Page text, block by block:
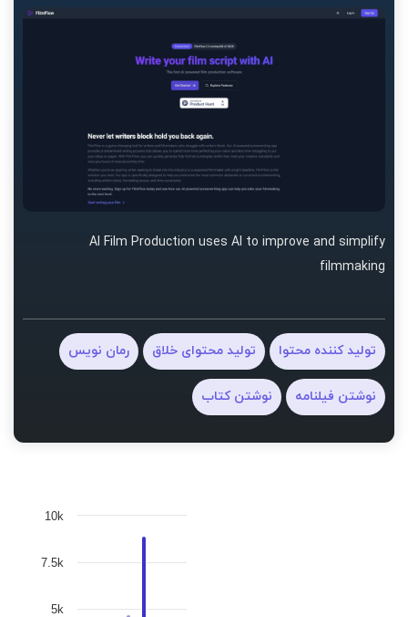
AI Film Production uses AI to improve and simplify
filmmaking
تولید کننده محتوا تولید محتوای خلاق رمان نویس
نوشتن فیلنامه نوشتن کتاب
5k
7.5k
10k